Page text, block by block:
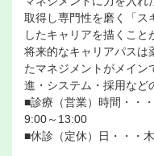
取得し専門性を磨く「ス
したキャリアを描くこと
将来的なキャリアパスは
たマネジメントがメイン
進・システム・採用など
■診療（営業）時間・・
9:00～13:00
■休診（定休）日・・・